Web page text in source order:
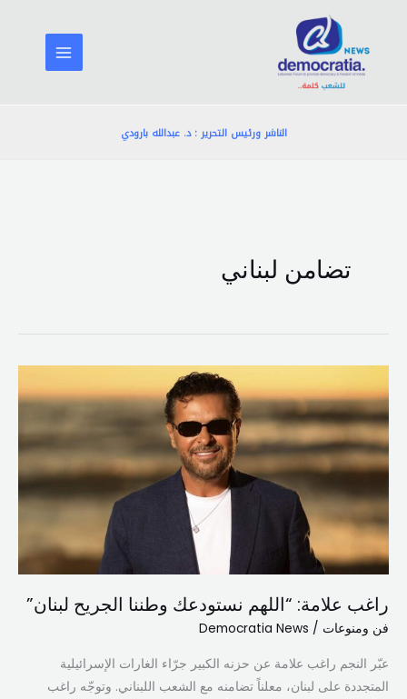
المحتوى
الناشر ورئيس التحرير : د. عبدالله بارودي
تضامن لبناني
راغب علامة: “اللهم نستودعك وطننا الجريح لبنان”
فن ومنوعات /
Democratia News
عبّر النجم راغب علامة عن حزنه الكبير جرّاء الغارات الإسرائيلية
المتجددة على لبنان، معلناً تضامنه مع الشعب اللبناني. وتوجّه راغب
علامة:
“اللهم
نستودعك
وطننا